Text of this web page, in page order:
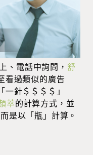
、電話中詢問， 舒
看過類似的廣告
針＄＄＄＄」
萃的計算方式，並
是以「瓶」計算。